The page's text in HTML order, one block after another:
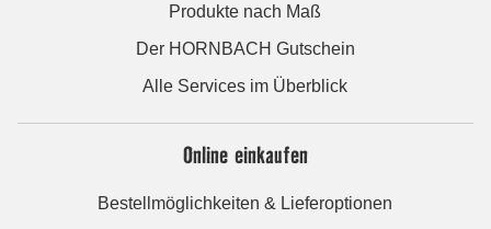
Produkte nach Maß
Der HORNBACH Gutschein
Alle Services im Überblick
Online einkaufen
Bestellmöglichkeiten & Lieferoptionen